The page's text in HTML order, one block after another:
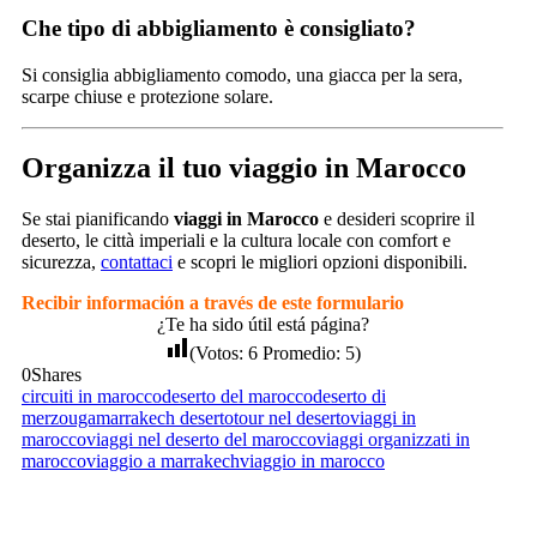
Che tipo di abbigliamento è consigliato?
Si consiglia abbigliamento comodo, una giacca per la sera,
scarpe chiuse e protezione solare.
Organizza il tuo viaggio in Marocco
Se stai pianificando viaggi in Marocco e desideri scoprire il
deserto, le città imperiali e la cultura locale con comfort e
sicurezza, contattaci e scopri le migliori opzioni disponibili.
Recibir información a través de este formulario
¿Te ha sido útil está página?
(Votos: 6Promedio: 5)
0Shares
circuiti in maroccodeserto del maroccodeserto di
merzougamarrakech desertotour nel desertoviaggi in
maroccoviaggi nel deserto del maroccoviaggi organizzati in
maroccoviaggio a marrakechviaggio in marocco